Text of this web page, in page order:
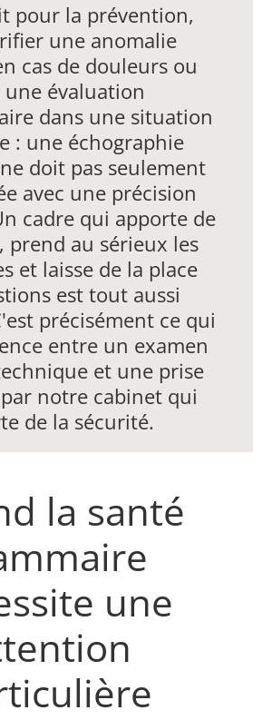
pour la prévention,
une anomalie
cas de douleurs ou
évaluation
dans une situation
: une échographie
doit pas seulement
avec une précision
cadre qui apporte de
prend au sérieux les
et laisse de la place
est tout aussi
précisément ce qui
entre un examen
et une prise
notre cabinet qui
de la sécurité.
la santé
une